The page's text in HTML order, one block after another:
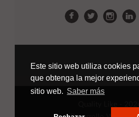
Este sitio web utiliza cookies
que obtenga la mejor
sitio web. Saber más